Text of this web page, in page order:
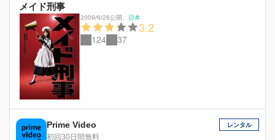
メイド刑事
2009/6/26公開 日本
3.2
124 37
Prime Video
初回30日間無料
レンタル